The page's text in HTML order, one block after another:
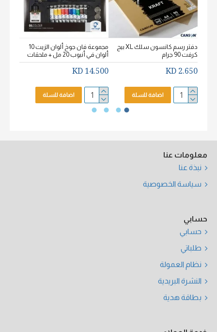
دفتر رسم كانسون سلك XL بيج
كرفت 90 جرام
2.650 KD
اضافة للسلة
مجموعة فان جوخ ألوان الزيت 10
ألوان في أنبوب 20 مل + ملحقات
14.500 KD
اضافة للسلة
معلومات عنا
نبذة عنا
سياسة الخصوصية
حسابي
حسابي
طلباتي
نظام العمولة
النشرة البريدية
بطاقة هدية